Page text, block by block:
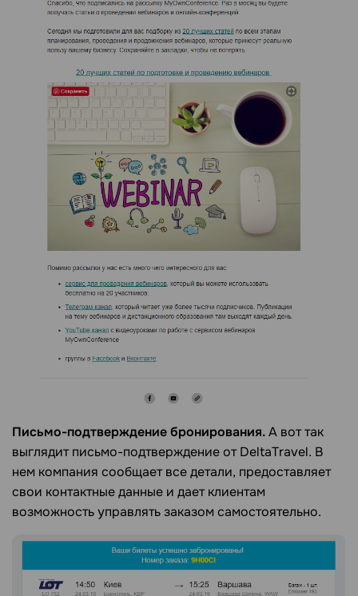
Письмо-подтверждение бронирования.А вот так
выглядит письмо-подтверждение от DeltaTravel. В
нем компания сообщает все детали, предоставляет
свои контактные данные и дает клиентам
возможность управлять заказом самостоятельно.